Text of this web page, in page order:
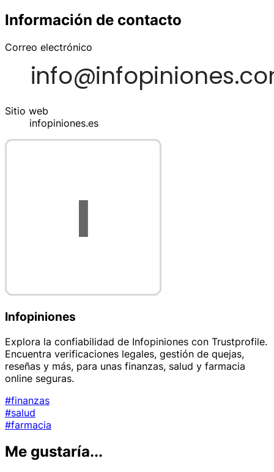
Información de contacto
Correo electrónico
Sitio web
infopiniones.es
Infopiniones
Explora la confiabilidad de Infopiniones con Trustprofile.
Encuentra verificaciones legales, gestión de quejas,
reseñas y más, para unas finanzas, salud y farmacia
online seguras.
#finanzas
#salud
#farmacia
Me gustaría...